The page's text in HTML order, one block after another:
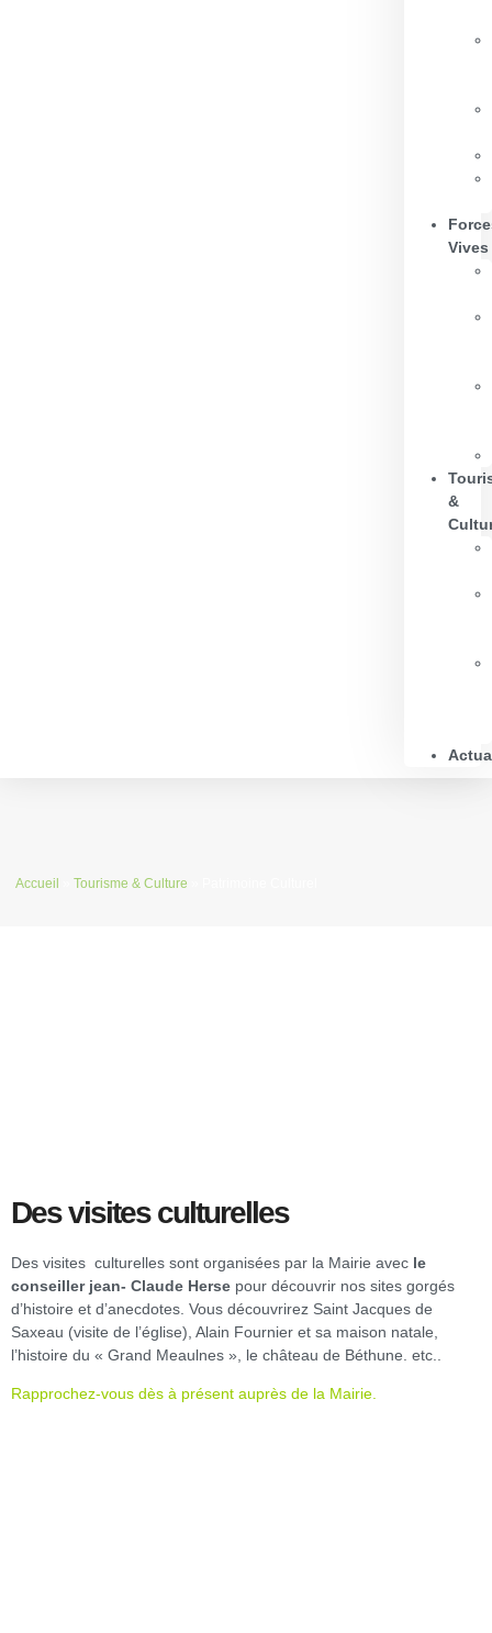
Vives
&
Accueil Tourisme & Culture
Des visites culturelles
Des visites culturelles sont organisées par la Mairie avec le
conseiller jean- Claude Herse pour découvrir nos sites gorgés
d’histoire et d’anecdotes. Vous découvrirez Saint Jacques de
Saxeau (visite de l’église), Alain Fournier et sa maison natale,
l’histoire du « Grand Meaulnes », le château de Béthune. etc..
Rapprochez-vous dès à présent auprès de la Mairie.